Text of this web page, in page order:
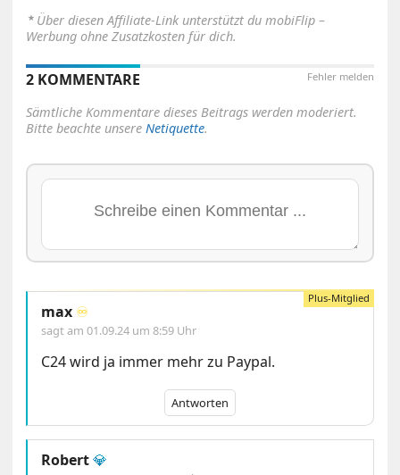
⋆ Über diesen Affiliate-Link unterstützt du mobiFlip –
Werbung ohne Zusatzkosten für dich.
Fehler melden
2 KOMMENTARE
Sämtliche Kommentare dieses Beitrags werden moderiert.
Bitte beachte unsere Netiquette.
max ♾️
sagt am01.09.24 um 8:59 Uhr
C24 wird ja immer mehr zu Paypal.
Antworten
Robert💎